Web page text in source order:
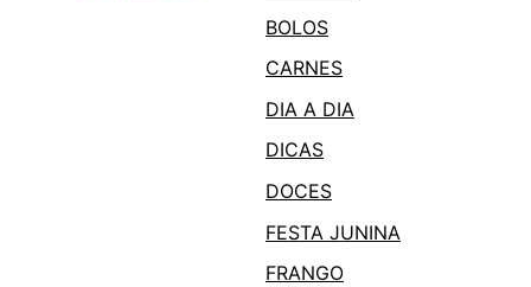
BOLOS
CARNES
DIA A DIA
DICAS
DOCES
FESTA JUNINA
FRANGO